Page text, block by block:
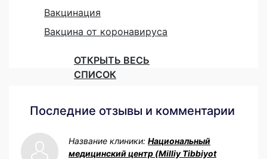
Вакцинация
Вакцина от коронавируса
ОТКРЫТЬ ВЕСЬ
СПИСОК
Последние отзывы и комментарии
Название клиники: Национальный
медицинский центр (Milliy Tibbiyot